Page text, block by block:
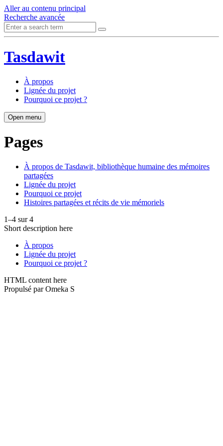
Aller au contenu principal
Recherche avancée
Tasdawit
À propos
Lignée du projet
Pourquoi ce projet ?
Open menu
Pages
À propos de Tasdawit, bibliothèque humaine des mémoires
partagées
Lignée du projet
Pourquoi ce projet
Histoires partagées et récits de vie mémoriels
1–4 sur 4
Short description here
À propos
Lignée du projet
Pourquoi ce projet ?
HTML content here
Propulsé par Omeka S